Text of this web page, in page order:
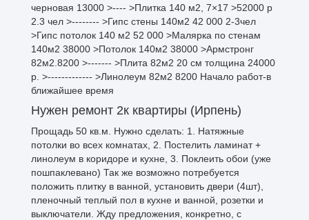
черновая 13000 >---- >Плитка 140 м2, 7×17 >52000 р
2.3 чел >-------- >Гипс стены 140м2 42 000 2-3чел
>Гипс потолок 140 м2 52 000 >Малярка по стенам
140м2 38000 >Потолок 140м2 38000 >Армстронг
82м2.8200 >------- >Плита 82м2 20 см толщина 24000
р. >------------- >Линолеум 82м2 8200 Начало работ-в
ближайшее время
Нужен ремонт 2к квартиры (Ирпень)
Прощадь 50 кв.м. Нужно сделать: 1. Натяжные
потолки во всех комнатах, 2. Постелить ламинат +
линолеум в коридоре и кухне, 3. Поклеить обои (уже
пошпаклевано) Так же возможно потребуется
положить плитку в ванной, установить двери (4шт),
пленочный теплый пол в кухне и ванной, розетки и
выключатели. Жду предложения, конкретно, с